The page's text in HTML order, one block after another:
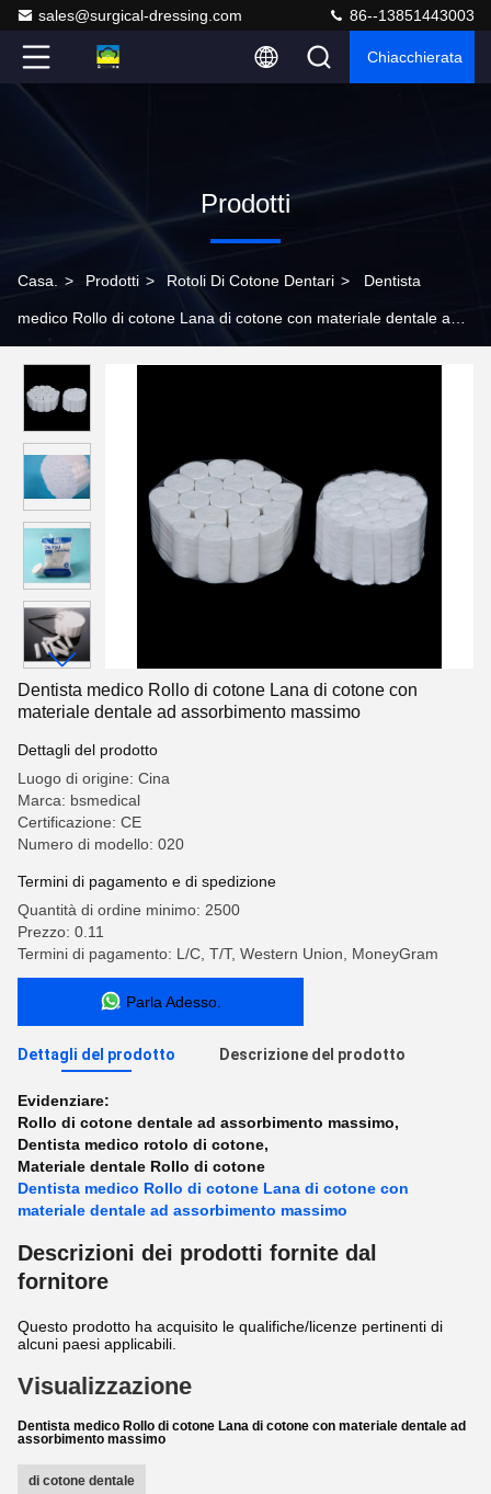
sales@surgical-dressing.com 86--13851443003
Chiacchierata
Prodotti
Casa. > Prodotti > Rotoli Di Cotone Dentari > Dentista
medico Rollo di cotone Lana di cotone con materiale dentale ad
Dentista medico Rollo di cotone Lana di cotone con
materiale dentale ad assorbimento massimo
Dettagli del prodotto
Luogo di origine: Cina
Marca: bsmedical
Certificazione: CE
Numero di modello: 020
Termini di pagamento e di spedizione
Quantità di ordine minimo: 2500
Prezzo: 0.11
Termini di pagamento: L/C, T/T, Western Union, MoneyGram
Parla Adesso.
Dettagli del prodotto Descrizione del prodotto
Evidenziare:
Rollo di cotone dentale ad assorbimento massimo,
Dentista medico rotolo di cotone,
Materiale dentale Rollo di cotone
Dentista medico Rollo di cotone Lana di cotone con
materiale dentale ad assorbimento massimo
Descrizioni dei prodotti fornite dal
fornitore
Questo prodotto ha acquisito le qualifiche/licenze pertinenti di
alcuni paesi applicabili.
Visualizzazione
Dentista medico Rollo di cotone Lana di cotone con materiale dentale ad
assorbimento massimo
di cotone dentale